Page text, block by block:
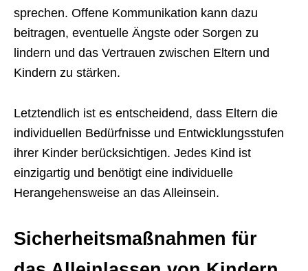
sprechen. Offene Kommunikation kann dazu
beitragen, eventuelle Ängste oder Sorgen zu
lindern und das Vertrauen zwischen Eltern und
Kindern zu stärken.
Letztendlich ist es entscheidend, dass Eltern die
individuellen Bedürfnisse und Entwicklungsstufen
ihrer Kinder berücksichtigen. Jedes Kind ist
einzigartig und benötigt eine individuelle
Herangehensweise an das Alleinsein.
Sicherheitsmaßnahmen für